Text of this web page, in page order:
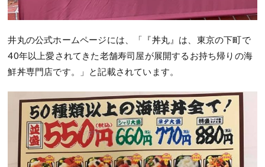
井丸の公式ホームページには、「『丼丸』は、東京の下町で
40年以上愛されてきた老舗寿司屋が展開するお持ち帰りの海
鮮丼専門店です。」と記載されています。